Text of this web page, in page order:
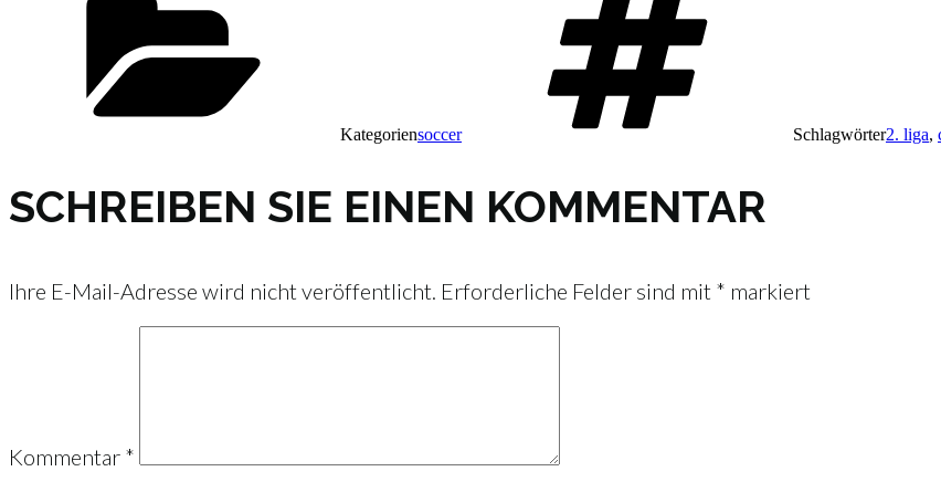
Kategoriensoccer Schlagwörter2. liga,
SCHREIBEN SIE EINEN KOMMENTAR
Ihre E-Mail-Adresse wird nicht veröffentlicht. Erforderliche Felder sind mit * markiert
Kommentar *